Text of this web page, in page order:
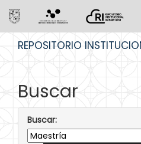
REPOSITORIO
Buscar
Buscar: